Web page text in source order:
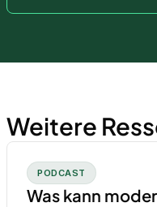
Weitere
PODCAST
Was kann